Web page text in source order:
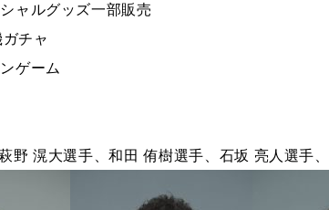
ャルグッズ一部販売
チャ
ゲーム
野 滉大選手、和田 侑樹選手、石坂 亮人選手